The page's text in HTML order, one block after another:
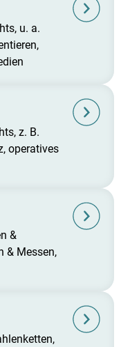
u. a.
z. B.
operatives
&
& Messen,